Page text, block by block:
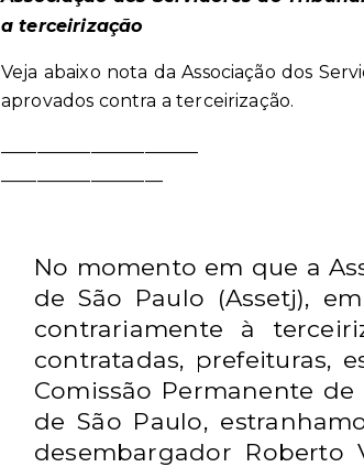
a terceirização
Veja abaixo nota da Associação dos
aprovados contra a terceirização.
No momento em que a
de São Paulo (Assetj),
contrariamente à
contratadas, prefeituras,
Comissão Permanente
de São Paulo,
desembargador